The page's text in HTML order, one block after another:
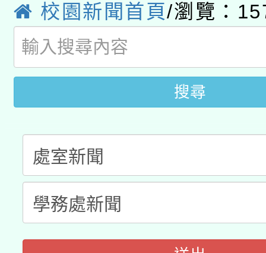
用水績優單位及節水達
動」
桃園市孔廟祈福系列
開 智慧啟航」
2026年桃園地景藝術
校園新聞首頁/瀏覽：
搜尋